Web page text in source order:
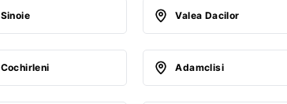
Sinoie Valea Dacilor
Cochirleni Adamclisi